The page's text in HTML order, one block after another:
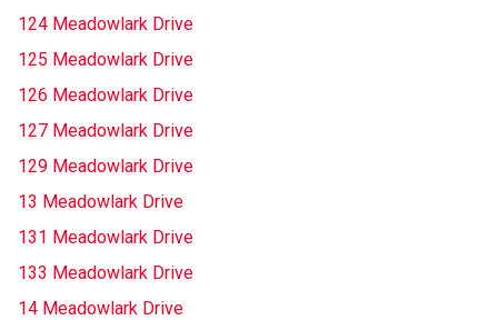
124 Meadowlark Drive
125 Meadowlark Drive
126 Meadowlark Drive
127 Meadowlark Drive
129 Meadowlark Drive
13 Meadowlark Drive
131 Meadowlark Drive
133 Meadowlark Drive
14 Meadowlark Drive